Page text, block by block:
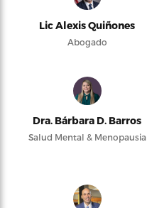
Lic Alexis Quiñones
Abogado
Dra. Bárbara D. Barros
Salud Mental & Menopausia